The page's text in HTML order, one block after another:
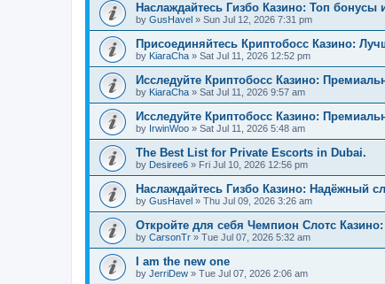
Наслаждайтесь Гизбо Казино: Топ
by GusHavel » Sun Jul 12, 2026 7:31 pm
Присоединяйтесь Криптобосс Казино:
by KiaraCha » Sat Jul 11, 2026 12:52 pm
Исследуйте Криптобосс Казино:
by KiaraCha » Sat Jul 11, 2026 9:57 am
Исследуйте Криптобосс Казино:
by IrwinWoo » Sat Jul 11, 2026 5:48 am
The Best List for Private Escorts in Dubai.
by Desiree6 » Fri Jul 10, 2026 12:56 pm
Наслаждайтесь Гизбо Казино: Надёжный
by GusHavel » Thu Jul 09, 2026 3:26 am
Откройте для себя Чемпион Слотс
by CarsonTr » Tue Jul 07, 2026 5:32 am
I am the new one
by JerriDew » Tue Jul 07, 2026 2:06 am